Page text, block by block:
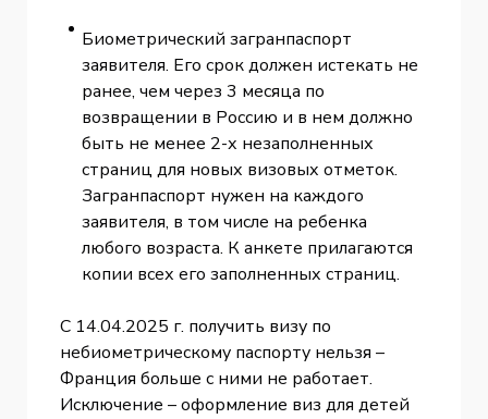
Биометрический загранпаспорт
заявителя. Его срок должен истекать не
ранее, чем через 3 месяца по
возвращении в Россию и в нем должно
быть не менее 2-х незаполненных
страниц для новых визовых отметок.
Загранпаспорт нужен на каждого
заявителя, в том числе на ребенка
любого возраста. К анкете прилагаются
копии всех его заполненных страниц.
С 14.04.2025 г. получить визу по
небиометрическому паспорту нельзя –
Франция больше с ними не работает.
Исключение – оформление виз для детей